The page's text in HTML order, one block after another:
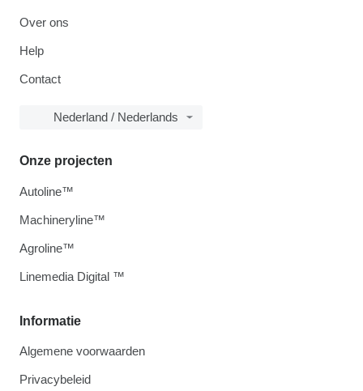
Over ons
Help
Contact
Nederland / Nederlands
Informatie
Algemene voorwaarden
Privacybeleid
Onze projecten
Autoline™
Machineryline™
Agroline™
Linemedia Digital ™